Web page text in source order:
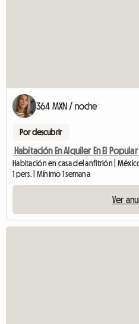
364 MXN / noche
Por descubrir
Habitación En Alquiler En El
Habitación en casa del anfitrión | México
1 pers. | Mínimo 1 semana
Ver